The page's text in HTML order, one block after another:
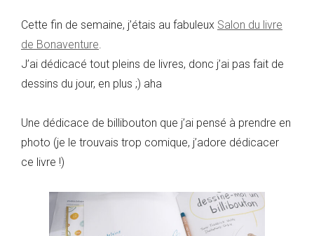
Cette fin de semaine, j’étais au fabuleux Salon du livre
de Bonaventure
J’ai dédicacé tout pleins de livres, donc j’ai pas fait de
dessins du jour, en plus ;) aha
Une dédicace de billibouton que j’ai pensé à prendre en
photo (je le trouvais trop comique, j’adore dédicacer
ce livre !)